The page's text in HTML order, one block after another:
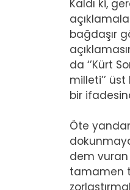
Kaldı ki,
bağdaşır
da ‘’Kürt
milleti’’
bir
Öte
dem vuran
tamamen